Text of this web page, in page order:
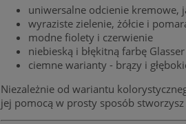
uniwersalne odcienie kremowe,
wyraziste zielenie, żółcie i
modne fiolety i czerwienie
niebieską i błękitną farbę Glasser
ciemne warianty - brązy i
Niezależnie od wariantu
jej pomocą w prosty sposób